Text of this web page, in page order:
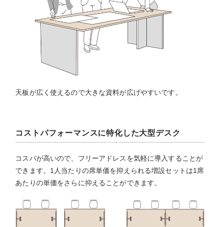
天板が広く使えるので大きな資料が広げやすいです。
コストパフォーマンスに特化した大型デスク
コスパが高いので、フリーアドレスを気軽に導入することが
できます。1人当たりの席単価を抑えられる増設セットは1席
あたりの単価をさらに抑えることができます。